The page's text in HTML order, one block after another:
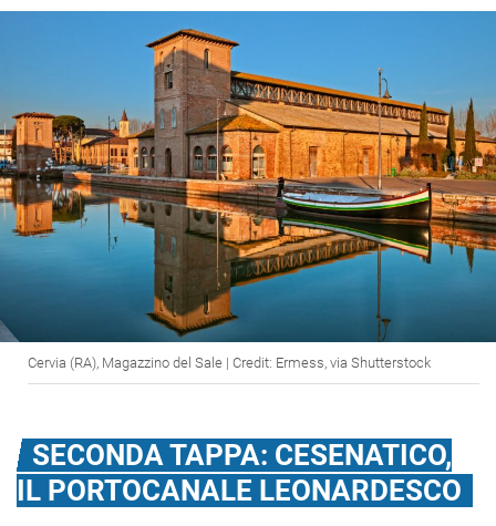
Cervia (RA), Magazzino del Sale | Credit: Ermess, via Shutterstock
SECONDA TAPPA: CESENATICO,
IL PORTOCANALE LEONARDESCO